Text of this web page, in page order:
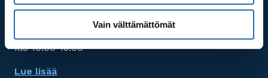
Vain välttämättömät
Puh. 020 155 6650
klo 10.00-16.00
Lue lisää